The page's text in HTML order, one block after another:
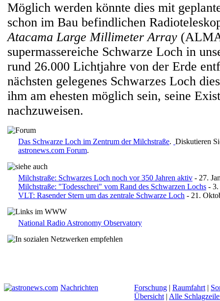
Möglich werden könnte dies mit
schon im Bau befindlichen
Atacama Large Millimeter Array
supermassereiche Schwarze Loch in
rund 26.000 Lichtjahre von der Erde
nächsten gelegenes Schwarzes Loch
ihm am ehesten möglich sein, seine
nachzuweisen.
Das Schwarze Loch im Zentrum der Milchstraße. Diskutieren
astronews.com Forum.
Milchstraße: Schwarzes Loch noch vor 350 Jahren aktiv - 27.
Milchstraße: "Todesschrei" vom Rand des Schwarzen Lochs - 3.
VLT: Rasender Stern um das zentrale Schwarze Loch - 21.
National Radio Astronomy Observatory
Nachrichten Forschung | Raumfahrt |
Übersicht | Alle